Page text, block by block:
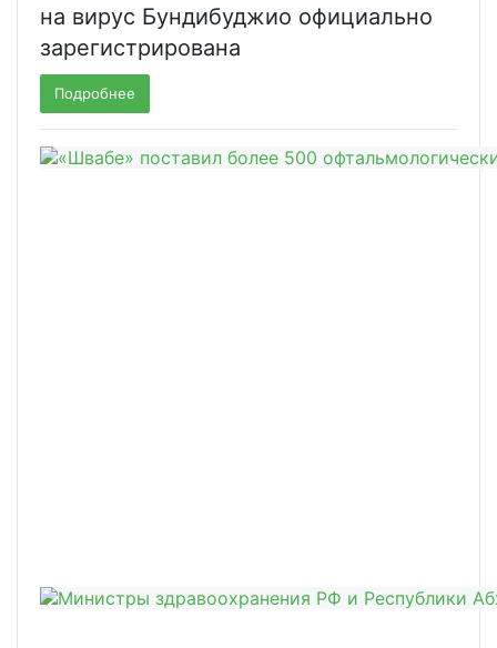
на вирус Бундибуджио официально
зарегистрирована
Подробнее